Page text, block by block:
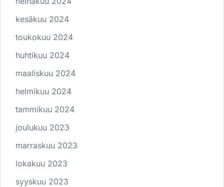
kesäkuu 2024
toukokuu 2024
huhtikuu 2024
maaliskuu 2024
helmikuu 2024
tammikuu 2024
joulukuu 2023
marraskuu 2023
lokakuu 2023
syyskuu 2023